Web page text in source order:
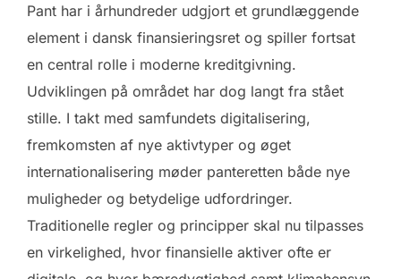
Pant har i århundreder udgjort et grundlæggende
element i dansk finansieringsret og spiller fortsat
en central rolle i moderne kreditgivning.
Udviklingen på området har dog langt fra stået
stille. I takt med samfundets digitalisering,
fremkomsten af nye aktivtyper og øget
internationalisering møder panteretten både nye
muligheder og betydelige udfordringer.
Traditionelle regler og principper skal nu tilpasses
en virkelighed, hvor finansielle aktiver ofte er